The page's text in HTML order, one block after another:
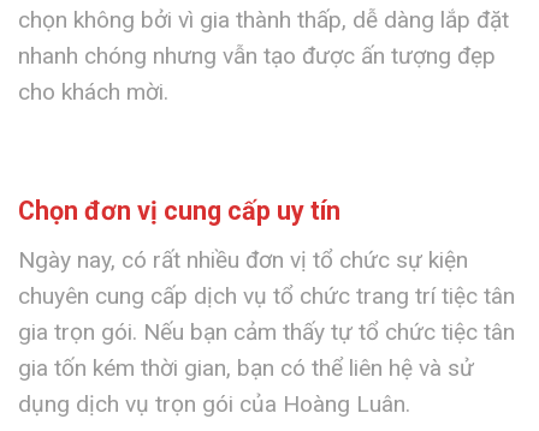
chọn không bởi vì gia thành thấp, dễ dàng lắp đặt
nhanh chóng nhưng vẫn tạo được ấn tượng đẹp
cho khách mời.
Chọn đơn vị cung cấp uy tín
Ngày nay, có rất nhiều đơn vị tổ chức sự kiện
chuyên cung cấp dịch vụ tổ chức trang trí tiệc tân
gia trọn gói. Nếu bạn cảm thấy tự tổ chức tiệc tân
gia tốn kém thời gian, bạn có thể liên hệ và sử
dụng dịch vụ trọn gói của Hoàng Luân.